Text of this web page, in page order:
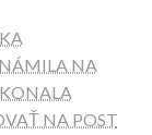
NA
NA POST